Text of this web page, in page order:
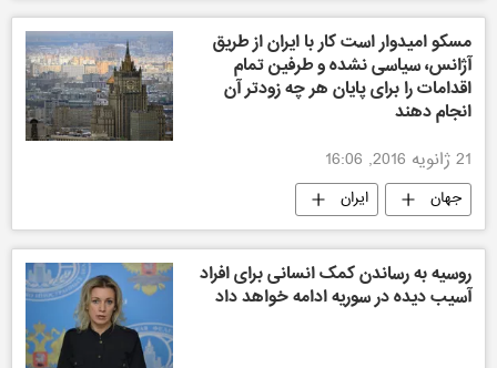
مسکو امیدوار است کار با ایران از طریق
آژانس، سیاسی نشده و طرفین تمام
اقدامات را برای پایان هر چه زودتر آن
انجام دهند
21 ژانویه 2016, 16:06
جهان ایران
روسیه به رساندن کمک انسانی برای افراد
آسیب دیده در سوریه ادامه خواهد داد